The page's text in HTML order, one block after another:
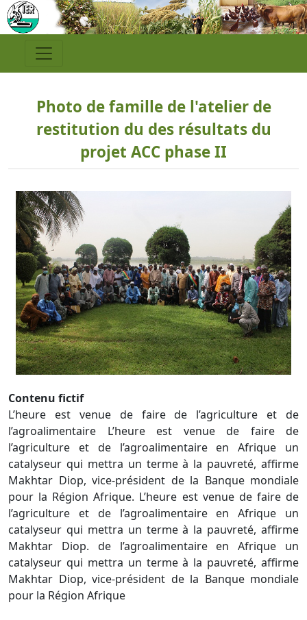
Photo de famille de l'atelier de
restitution du des résultats du
projet ACC phase II
Contenu fictif
L’heure est venue de faire de l’agriculture et de
l’agroalimentaire L’heure est venue de faire de
l’agriculture et de l’agroalimentaire en Afrique un
catalyseur qui mettra un terme à la pauvreté, affirme
Makhtar Diop, vice-président de la Banque mondiale
pour la Région Afrique. L’heure est venue de faire de
l’agriculture et de l’agroalimentaire en Afrique un
catalyseur qui mettra un terme à la pauvreté, affirme
Makhtar Diop. de l’agroalimentaire en Afrique un
catalyseur qui mettra un terme à la pauvreté, affirme
Makhtar Diop, vice-président de la Banque mondiale
pour la Région Afrique